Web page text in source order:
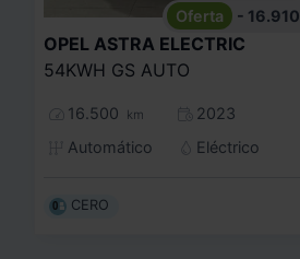
- 16.910
OPEL ASTRA ELECTRIC
54KWH GS AUTO
16.500 km
2023
Automático
Eléctrico
CERO